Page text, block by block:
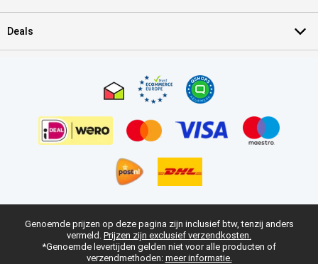
Deals
Genoemde prijzen op deze pagina zijn inclusief btw, tenzij anders
vermeld. Prijzen zijn exclusief verzendkosten.
*Genoemde levertijden gelden niet voor alle producten of
verzendmethoden: meer informatie.